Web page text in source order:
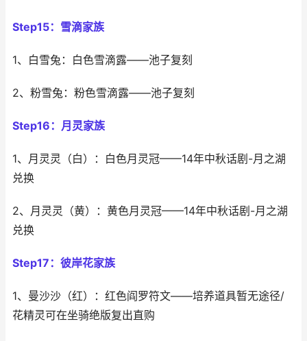
Step15：雪滴家族
1、白雪兔：白色雪滴露——池子复刻
2、粉雪兔：粉色雪滴露——池子复刻
Step16：月灵家族
1、月灵灵（白）：白色月灵冠——14年中秋话剧-月之湖
兑换
2、月灵灵（黄）：黄色月灵冠——14年中秋话剧-月之湖
兑换
Step17：彼岸花家族
1、曼沙沙（红）：红色阎罗符文——培养道具暂无途径/
花精灵可在坐骑绝版复出直购